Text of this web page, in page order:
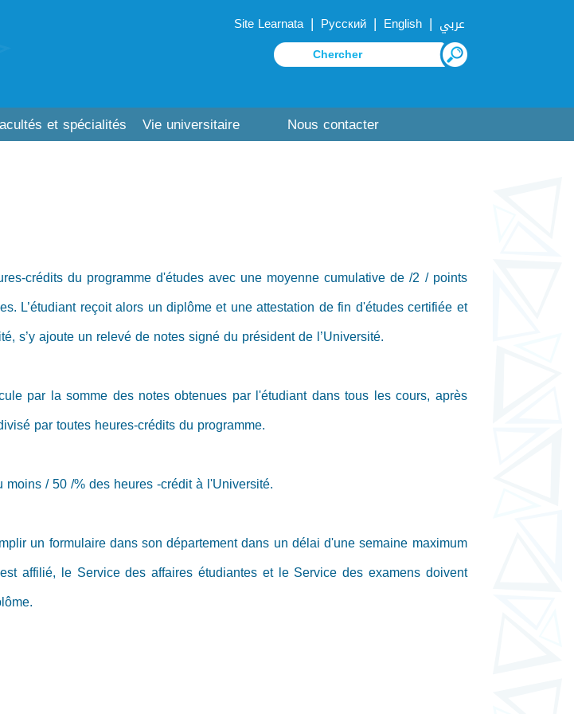
Site Learnata | Русский | English | عربي
et spécialités Vie universitaire Nous contacter
crédits du programme d'études avec une moyenne cumulative de /2 / points
L’étudiant reçoit alors un diplôme et une attestation de fin d'études certifiée et
s’y ajoute un relevé de notes signé du président de l’Université.
par la somme des notes obtenues par l'étudiant dans tous les cours, après
par toutes heures-crédits du programme.
/ 50 /% des heures -crédit à l'Université.
un formulaire dans son département dans un délai d'une semaine maximum
affilié, le Service des affaires étudiantes et le Service des examens doivent